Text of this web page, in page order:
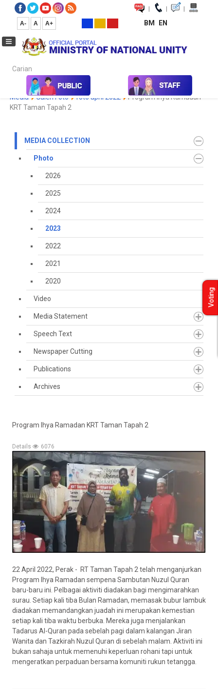
| | |
A- A A+ BM EN
Carian...
Media Media Collection Photo 2023
Koleksi
Media
Galeri Foto foto april 2022
Program Ihya Ramadan
KRT Taman Tapah 2
MEDIA COLLECTION
Photo
2026
2025
2024
2023
2022
2021
2020
Video
Media Statement
Speech Text
Newspaper Cutting
Publications
Archives
Program Ihya Ramadan KRT Taman Tapah 2
Details 6076
22 April 2022, Perak - RT Taman Tapah 2 telah menganjurkan
Program Ihya Ramadan sempena Sambutan Nuzul Quran
baru-baru ini. Pelbagai aktiviti diadakan bagi mengimarahkan
surau. Setiap kali tiba Bulan Ramadan, memasak bubur lambuk
diadakan memandangkan juadah ini merupakan kemestian
setiap kali tiba waktu berbuka. Mereka juga menjalankan
Tadarus Al-Quran pada sebelah pagi dalam kalangan Jiran
Wanita dan Tazkirah Nuzul Quran di sebelah malam. Aktiviti ini
bukan sahaja untuk memenuhi keperluan rohani tapi untuk
mengeratkan perpaduan bersama komuniti rukun tetangga.
Voting